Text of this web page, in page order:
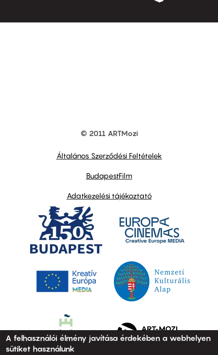
© 2011 ARTMozi
Általános Szerződési Feltételek
BudapestFilm
Adatkezelési tájékoztató
A felhasználói élmény javítása érdekében a webhelyen
sütiket használunk